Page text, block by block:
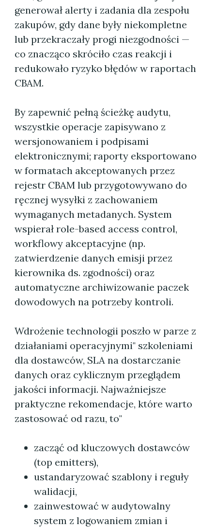
generował alerty i zadania dla zespołu
zakupów, gdy dane były niekompletne
lub przekraczały progi niezgodności —
co znacząco skróciło czas reakcji i
redukowało ryzyko błędów w raportach
CBAM.
By zapewnić pełną ścieżkę audytu,
wszystkie operacje zapisywano z
wersjonowaniem i podpisami
elektronicznymi; raporty eksportowano
w formatach akceptowanych przez
rejestr CBAM lub przygotowywano do
ręcznej wysyłki z zachowaniem
wymaganych metadanych. System
wspierał role-based access control,
workflowy akceptacyjne (np.
zatwierdzenie danych emisji przez
kierownika ds. zgodności) oraz
automatyczne archiwizowanie paczek
dowodowych na potrzeby kontroli.
Wdrożenie technologii poszło w parze z
działaniami operacyjnymi" szkoleniami
dla dostawców, SLA na dostarczanie
danych oraz cyklicznym przeglądem
jakości informacji. Najważniejsze
praktyczne rekomendacje, które warto
zastosować od razu, to"
zacząć od kluczowych dostawców
(top emitters),
ustandaryzować szablony i reguły
walidacji,
zainwestować w audytowalny
system z logowaniem zmian i